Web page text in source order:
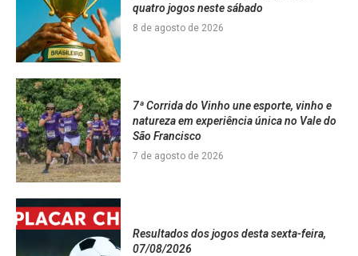
quatro jogos neste sábado
8 de agosto de 2026
7ª Corrida do Vinho une esporte, vinho e
natureza em experiência única no Vale do
São Francisco
7 de agosto de 2026
Resultados dos jogos desta sexta-feira,
07/08/2026